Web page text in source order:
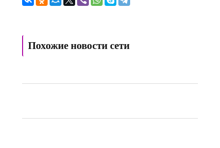
Похожие новости сети